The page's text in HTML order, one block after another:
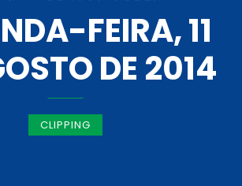
FEIRA, 11
DE 2014
CLIPPING